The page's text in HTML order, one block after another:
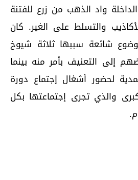
واد الذهب من زرع للفتنة
والتسلط على الغير. كان
شائعة سببها ثلاثة شيوخ
إلى التعنيف بأمر منه بينما
لحضور أشغال إجتماع دورة
والذي تجرى إجتماعتها بكل